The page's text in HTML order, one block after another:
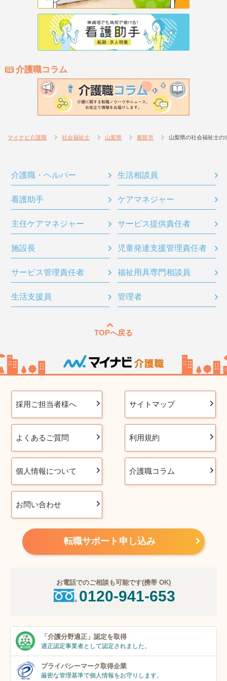
介護職コラム
マイナビ介護職 社会福祉士 山梨県 都留市 山梨県の社会福祉士の
介護職・ヘルパー 生活相談員
看護助手 ケアマネジャー
主任ケアマネジャー サービス提供責任者
施設長 児童発達支援管理責任者
サービス管理責任者 福祉用具専門相談員
生活支援員 管理者
TOPへ戻る
採用ご担当者様へ サイトマップ
よくあるご質問 利用規約
個人情報について 介護職コラム
お問い合わせ
転職サポート申し込み
お電話でのご相談も可能です(携帯 OK)
0120-941-653
「介護分野適正」 認定を取得
適正認定事業者として認定されました。
プライバシーマーク取得企業
厳密な管理基準で個人情報をお守りします。